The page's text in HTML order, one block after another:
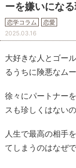
ーを嫌いにな
恋学コラム 恋愛
2025.03.16
大好きな人とゴー
るうちに険悪なム
徐々にパートナー
スも珍しくはないの
人生で最高の相手
てしまうのはなぜ